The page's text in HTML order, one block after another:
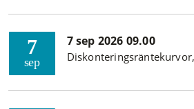
7
sep
7 sep 2026 09.00